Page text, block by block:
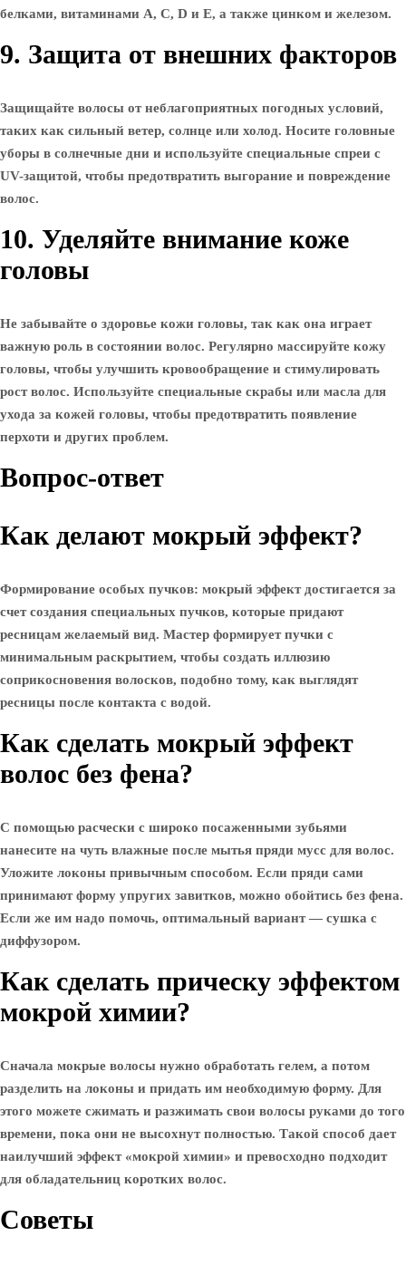
белками, витаминами A, C, D и E, а также цинком и железом.
9. Защита от внешних факторов
Защищайте волосы от неблагоприятных погодных условий,
таких как сильный ветер, солнце или холод. Носите головные
уборы в солнечные дни и используйте специальные спреи с
UV-защитой, чтобы предотвратить выгорание и повреждение
волос.
10. Уделяйте внимание коже
головы
Не забывайте о здоровье кожи головы, так как она играет
важную роль в состоянии волос. Регулярно массируйте кожу
головы, чтобы улучшить кровообращение и стимулировать
рост волос. Используйте специальные скрабы или масла для
ухода за кожей головы, чтобы предотвратить появление
перхоти и других проблем.
Вопрос-ответ
Как делают мокрый эффект?
Формирование особых пучков: мокрый эффект достигается за
счет создания специальных пучков, которые придают
ресницам желаемый вид. Мастер формирует пучки с
минимальным раскрытием, чтобы создать иллюзию
соприкосновения волосков, подобно тому, как выглядят
ресницы после контакта с водой.
Как сделать мокрый эффект
волос без фена?
С помощью расчески с широко посаженными зубьями
нанесите на чуть влажные после мытья пряди мусс для волос.
Уложите локоны привычным способом. Если пряди сами
принимают форму упругих завитков, можно обойтись без фена.
Если же им надо помочь, оптимальный вариант — сушка с
диффузором.
Как сделать прическу эффектом
мокрой химии?
Сначала мокрые волосы нужно обработать гелем, а потом
разделить на локоны и придать им необходимую форму. Для
этого можете сжимать и разжимать свои волосы руками до того
времени, пока они не высохнут полностью. Такой способ дает
наилучший эффект «мокрой химии» и превосходно подходит
для обладательниц коротких волос.
Советы